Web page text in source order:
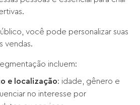
você pode personalizar suas
vendas.
incluem:
e localização: idade, gênero e
no interesse por